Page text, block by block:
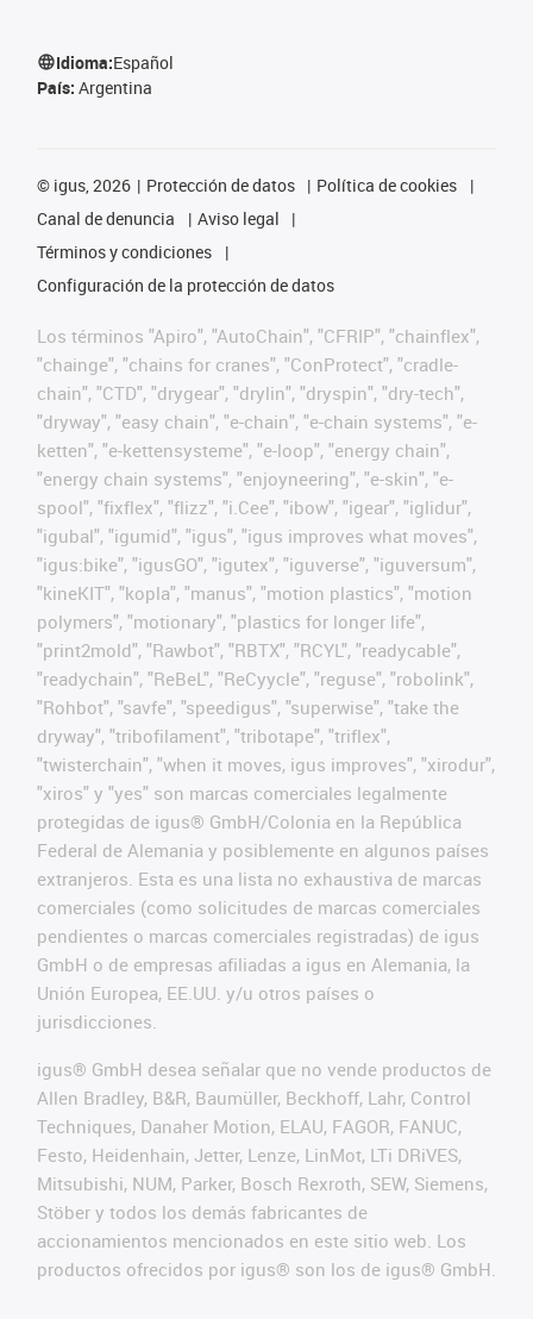
Idioma:Español
País: Argentina
© igus, 2026 Protección de datos
Política de cookies
Canal de denuncia
Aviso legal
Términos y condiciones
Configuración de la protección de datos
Los términos "Apiro", "AutoChain", "CFRIP", "chainflex",
"chainge", "chains for cranes", "ConProtect", "cradle-
chain", "CTD", "drygear", "drylin", "dryspin", "dry-tech",
"dryway", "easy chain", "e-chain", "e-chain systems", "e-
ketten", "e-kettensysteme", "e-loop", "energy chain",
"energy chain systems", "enjoyneering", "e-skin", "e-
spool", "fixflex", "flizz", "i.Cee", "ibow", "igear", "iglidur",
"igubal", "igumid", "igus", "igus improves what moves",
"igus:bike", "igusGO", "igutex", "iguverse", "iguversum",
"kineKIT", "kopla", "manus", "motion plastics", "motion
polymers", "motionary", "plastics for longer life",
"print2mold", "Rawbot", "RBTX", "RCYL", "readycable",
"readychain", "ReBeL", "ReCyycle", "reguse", "robolink",
"Rohbot", "savfe", "speedigus", "superwise", "take the
dryway", "tribofilament", "tribotape", "triflex",
"twisterchain", "when it moves, igus improves", "xirodur",
"xiros" y "yes" son marcas comerciales legalmente
protegidas de igus® GmbH/Colonia en la República
Federal de Alemania y posiblemente en algunos países
extranjeros. Esta es una lista no exhaustiva de marcas
comerciales (como solicitudes de marcas comerciales
pendientes o marcas comerciales registradas) de igus
GmbH o de empresas afiliadas a igus en Alemania, la
Unión Europea, EE.UU. y/u otros países o
jurisdicciones.
igus® GmbH desea señalar que no vende productos de
Allen Bradley, B&R, Baumüller, Beckhoff, Lahr, Control
Techniques, Danaher Motion, ELAU, FAGOR, FANUC,
Festo, Heidenhain, Jetter, Lenze, LinMot, LTi DRiVES,
Mitsubishi, NUM, Parker, Bosch Rexroth, SEW, Siemens,
Stöber y todos los demás fabricantes de
accionamientos mencionados en este sitio web. Los
productos ofrecidos por igus® son los de igus® GmbH.